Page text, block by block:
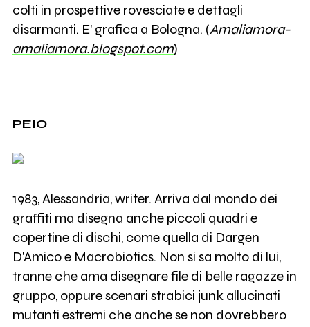
colti in prospettive rovesciate e dettagli
disarmanti. E' grafica a Bologna. (Amaliamora-
amaliamora.blogspot.com)
PEIO
1983, Alessandria, writer. Arriva dal mondo dei
graffiti ma disegna anche piccoli quadri e
copertine di dischi, come quella di Dargen
D'Amico e Macrobiotics. Non si sa molto di lui,
tranne che ama disegnare file di belle ragazze in
gruppo, oppure scenari strabici junk allucinati
mutanti estremi che anche se non dovrebbero